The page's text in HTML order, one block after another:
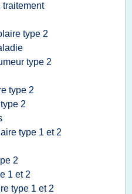
traitement
type 2
type 2
type 2
2
type 1 et 2
2
1 et 2
type 1 et 2